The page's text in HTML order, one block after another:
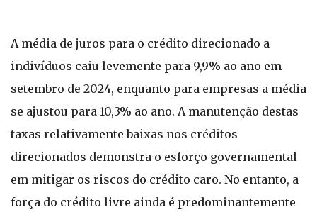
A média de juros para o crédito direcionado a
indivíduos caiu levemente para 9,9% ao ano em
setembro de 2024, enquanto para empresas a média
se ajustou para 10,3% ao ano. A manutenção destas
taxas relativamente baixas nos créditos
direcionados demonstra o esforço governamental
em mitigar os riscos do crédito caro. No entanto, a
força do crédito livre ainda é predominantemente